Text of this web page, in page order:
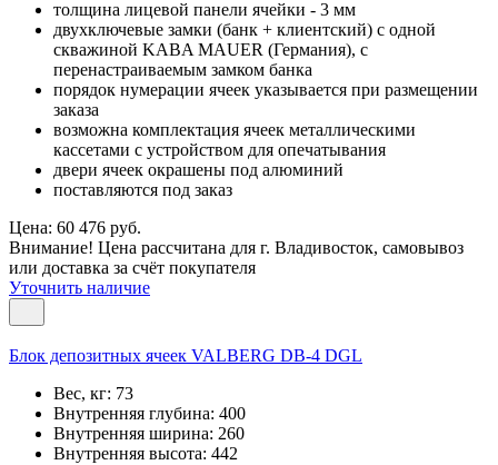
толщина лицевой панели ячейки - 3 мм
двухключевые замки (банк + клиентский) с одной
скважиной KABA MAUER (Германия), с
перенастраиваемым замком банка
порядок нумерации ячеек указывается при размещении
заказа
возможна комплектация ячеек металлическими
кассетами с устройством для опечатывания
двери ячеек окрашены под алюминий
поставляются под заказ
Цена: 60 476 руб.
Внимание! Цена рассчитана для г. Владивосток, самовывоз
или доставка за счёт покупателя
Уточнить наличие
Блок депозитных ячеек VALBERG DB-4 DGL
Вес, кг: 73
Внутренняя глубина: 400
Внутренняя ширина: 260
Внутренняя высота: 442